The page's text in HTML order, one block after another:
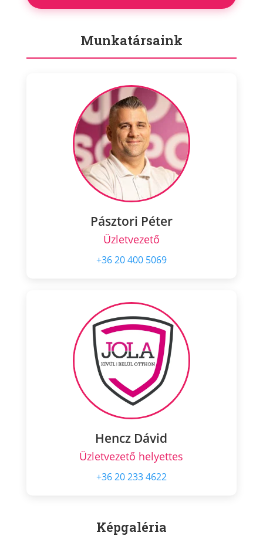
Munkatársaink
Pásztori Péter
Üzletvezető
+36 20 400 5069
Hencz Dávid
Üzletvezető helyettes
+36 20 233 4622
Képgaléria